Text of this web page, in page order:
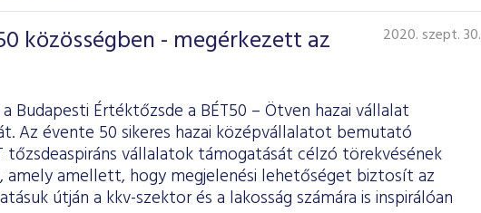
közösségben - megérkezett az
2020. szept. 30.
Budapesti Értéktőzsde a BÉT50 – Ötven hazai vállalat
Az évente 50 sikeres hazai középvállalatot bemutató
tőzsdeaspiráns vállalatok támogatását célzó törekvésének
amely amellett, hogy megjelenési lehetőséget biztosít az
útján a kkv-szektor és a lakosság számára is inspirálóan